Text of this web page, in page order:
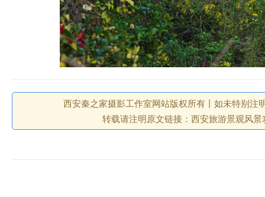
西安秦之家摄影工作室网站版权所有丨如未特别
转载请注明原文链接：西安旅游景观